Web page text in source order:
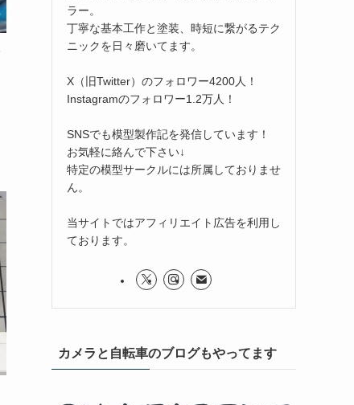
ラー。
丁寧な基本工作と塗装、時短に繋がるテク
ニックを日々磨いてます。
X（旧Twitter）のフォロワー4200人！
Instagramのフォロワー1.2万人！
SNSでも模型製作記を発信しています！
お気軽に絡んで下さい↓
特定の模型サークルには所属しておりませ
ん。
当サイトではアフィリエイト広告を利用し
ております。
カメラと自転車のブログもやってます